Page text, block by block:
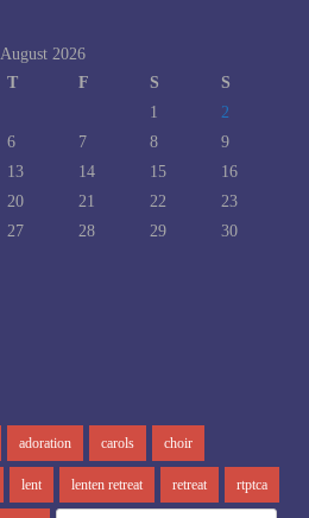
August 2026
T F S
S
1
2
6 7 8
9
13 14 15
16
20 21 22
23
27 28 29
30
adoration carols choir
lent lenten retreat retreat rtptca